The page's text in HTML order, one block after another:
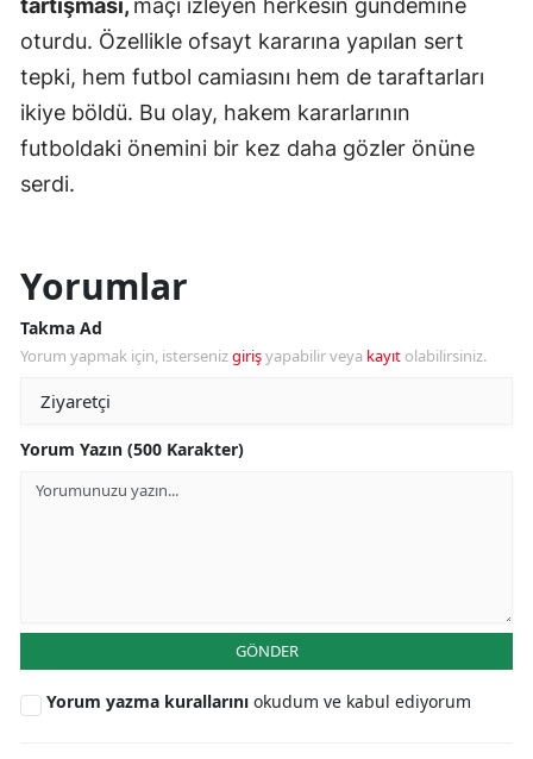
oturdu. Özellikle ofsayt kararına yapılan sert
tepki, hem futbol camiasını hem de taraftarları
ikiye böldü. Bu olay, hakem kararlarının
futboldaki önemini bir kez daha gözler önüne
serdi.
Yorumlar
Takma Ad
Yorum yapmak için, istersenizgirişyapabilir veya kayıt olabilirsiniz.
Yorum Yazın (500 Karakter)
GÖNDER
Yorum yazma kurallarını okudum ve kabul ediyorum